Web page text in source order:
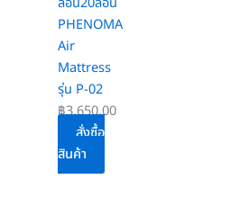
PHENOMA
Air
Mattress
รุ่น P-02
฿3,650.00
สั่งซื้อ
สินค้า